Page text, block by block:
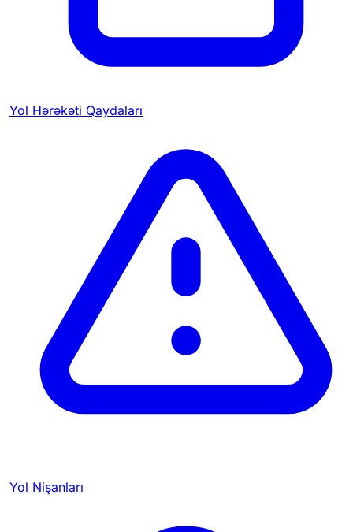
Yol Hərəkəti Qaydaları
Yol Nişanları